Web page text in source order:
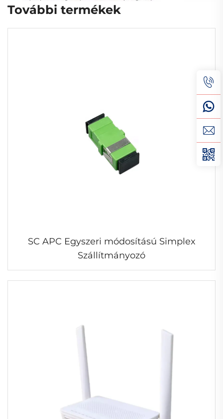
További termékek
SC APC Egyszeri módosítású Simplex
Szállítmányozó